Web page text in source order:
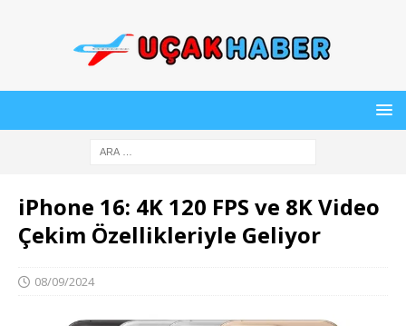
iPhone 16: 4K 120 FPS ve 8K Video
Çekim Özellikleriyle Geliyor
08/09/2024